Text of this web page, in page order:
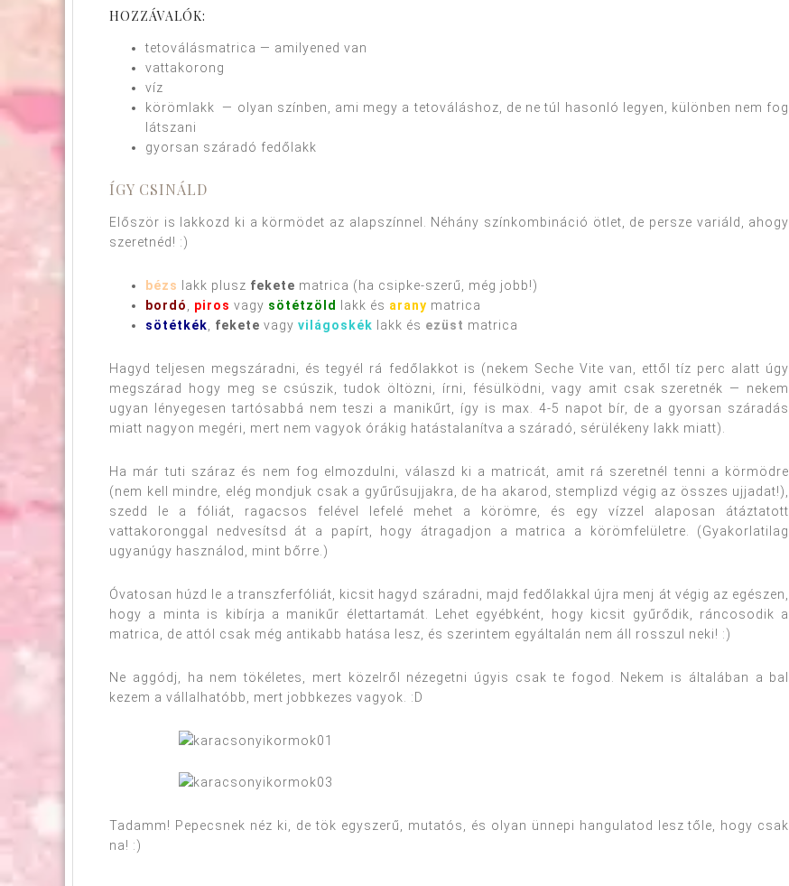
HOZZÁVALÓK:
tetoválásmatrica — amilyened van
vattakorong
víz
körömlakk — olyan színben, ami megy a tetováláshoz, de ne túl hasonló legyen, különben nem fog
látszani
gyorsan száradó fedőlakk
ÍGY CSINÁLD
Először is lakkozd ki a körmödet az alapszínnel. Néhány színkombináció ötlet, de persze variáld, ahogy
szeretnéd! :)
bézs lakk plusz fekete matrica (ha csipke-szerű, még jobb!)
bordó
piros vagy sötétzöld lakk és arany matrica
sötétkék
fekete vagy világoskék lakk és ezüst matrica
Hagyd teljesen megszáradni, és tegyél rá fedőlakkot is (nekem Seche Vite van, ettől tíz perc alatt úgy
megszárad hogy meg se csúszik, tudok öltözni, írni, fésülködni, vagy amit csak szeretnék — nekem
ugyan lényegesen tartósabbá nem teszi a manikűrt, így is max. 4-5 napot bír, de a gyorsan száradás
miatt nagyon megéri, mert nem vagyok órákig hatástalanítva a száradó, sérülékeny lakk miatt).
Ha már tuti száraz és nem fog elmozdulni, válaszd ki a matricát, amit rá szeretnél tenni a körmödre
(nem kell mindre, elég mondjuk csak a gyűrűsujjakra, de ha akarod, stemplizd végig az összes ujjadat!),
szedd le a fóliát, ragacsos felével lefelé mehet a körömre, és egy vízzel alaposan átáztatott
vattakoronggal nedvesítsd át a papírt, hogy átragadjon a matrica a körömfelületre. (Gyakorlatilag
ugyanúgy használod, mint bőrre.)
Óvatosan húzd le a transzferfóliát, kicsit hagyd száradni, majd fedőlakkal újra menj át végig az egészen,
hogy a minta is kibírja a manikűr élettartamát. Lehet egyébként, hogy kicsit gyűrődik, ráncosodik a
matrica, de attól csak még antikabb hatása lesz, és szerintem egyáltalán nem áll rosszul neki! :)
Ne aggódj, ha nem tökéletes, mert közelről nézegetni úgyis csak te fogod. Nekem is általában a bal
kezem a vállalhatóbb, mert jobbkezes vagyok. :D
Tadamm! Pepecsnek néz ki, de tök egyszerű, mutatós, és olyan ünnepi hangulatod lesz tőle, hogy csak
na! :)